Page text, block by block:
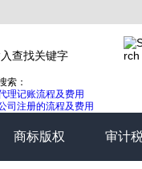
索：
理记账流程及费用
司注册的流程及费用
商标版权 审计